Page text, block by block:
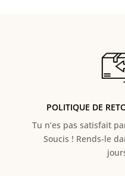
POLITIQUE DE
Tu n’es pas satisfait
Soucis ! Rends-le